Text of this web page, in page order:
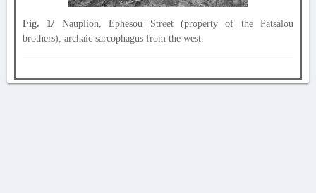
Fig. 1/ Nauplion, Ephesou Street (property of the Patsalou
brothers), archaic sarcophagus from the west.